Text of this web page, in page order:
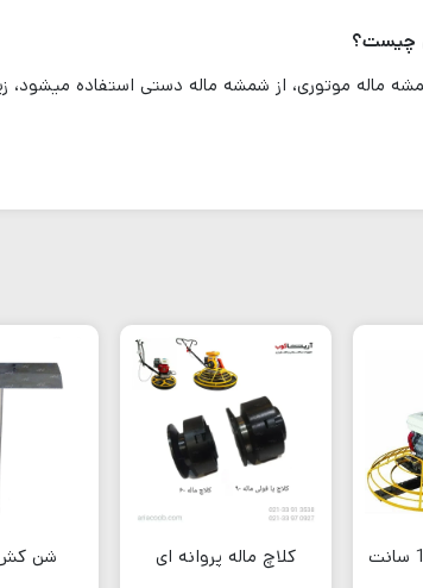
چیست؟
شمشه ماله موتوری، از شمشه ماله دستی استفاده
کلاچ ماله پروانه ای شن کش